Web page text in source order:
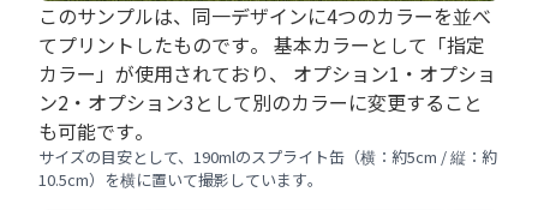
このサンプルは、同一デザインに4つのカラーを並べ
てプリントしたものです。 基本カラーとして「指定
カラー」が使用されており、 オプション1・オプショ
ン2・オプション3として別のカラーに変更すること
も可能です。
サイズの目安として、190mlのスプライト缶（横：約5cm / 縦：約
10.5cm）を横に置いて撮影しています。